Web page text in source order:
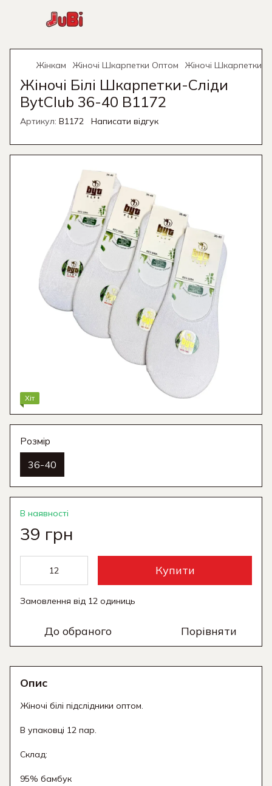
Жінкам Жіночі Шкарпетки Оптом Жіночі Шкарпетки
Жіночі Білі Шкарпетки-Сліди
BytClub 36-40 B1172
Артикул: B1172 Написати відгук
Хіт
Розмір
36-40
В наявності
39 грн
Купити
Замовлення від 12 одиниць
До обраного Порівняти
Опис
Жіночі білі підслідники оптом.
В упаковці 12 пар.
Склад:
95% бамбук